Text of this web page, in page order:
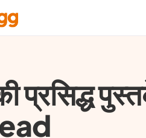
प्रसिद्ध